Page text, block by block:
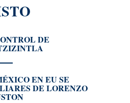
DE
EN EU SE
DE LORENZO